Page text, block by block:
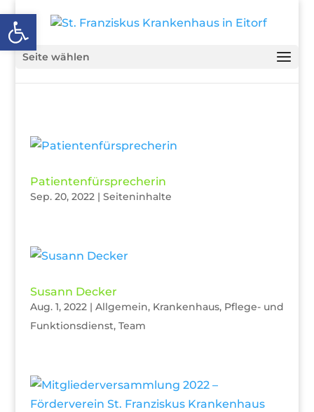
Open toolbar
Seite wählen
Patientenfürsprecherin
Sep. 20, 2022| Seiteninhalte
Susann Decker
Aug. 1, 2022| Allgemein, Krankenhaus, Pflege- und
Funktionsdienst, Team